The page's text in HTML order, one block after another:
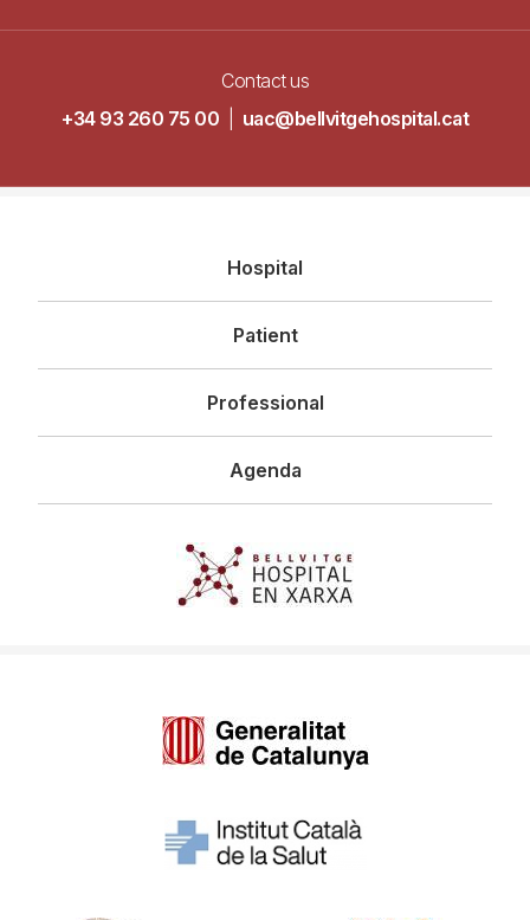
Contact us
+34 93 260 75 00
uac@bellvitgehospital.cat
principal
Hospital
Patient
Professional
Agenda